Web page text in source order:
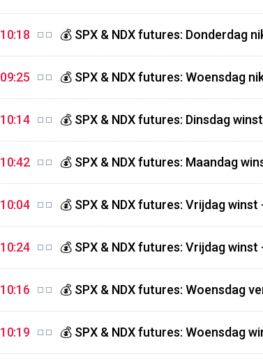
10:18 💰 SPX & NDX futures: Donderdag
09:25 💰 SPX & NDX futures: Woensdag
10:14 💰 SPX & NDX futures: Dinsdag
10:42 💰 SPX & NDX futures: Maandag
10:04 💰 SPX & NDX futures: Vrijdag
10:24 💰 SPX & NDX futures: Vrijdag
10:16 💰 SPX & NDX futures: Woensdag
10:19 💰 SPX & NDX futures: Woensdag